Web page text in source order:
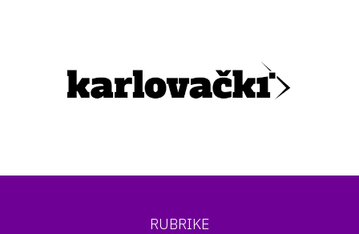
RUBRIKE